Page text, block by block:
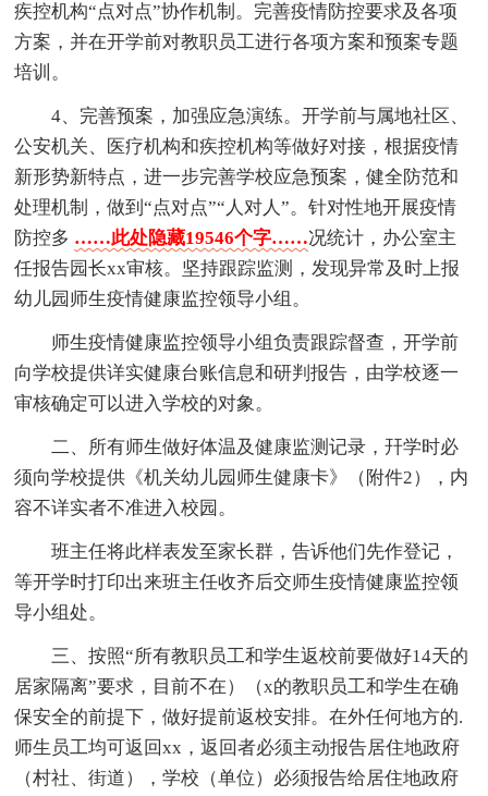
疾控机构“点对点”协作机制。完善疫情防控要求及各项
方案，并在开学前对教职员工进行各项方案和预案专题
培训。
4、完善预案，加强应急演练。开学前与属地社区、
公安机关、医疗机构和疾控机构等做好对接，根据疫情
新形势新特点，进一步完善学校应急预案，健全防范和
处理机制，做到“点对点”“人对人”。针对性地开展疫情
防控多 ……此处隐藏19546个字……况统计，办公室主
任报告园长xx审核。坚持跟踪监测，发现异常及时上报
幼儿园师生疫情健康监控领导小组。
师生疫情健康监控领导小组负责跟踪督查，开学前
向学校提供详实健康台账信息和研判报告，由学校逐一
审核确定可以进入学校的对象。
二、所有师生做好体温及健康监测记录，幵学时必
须向学校提供《机关幼儿园师生健康卡》（附件2），内
容不详实者不准进入校园。
班主任将此样表发至家长群，告诉他们先作登记，
等开学时打印出来班主任收齐后交师生疫情健康监控领
导小组处。
三、按照“所有教职员工和学生返校前要做好14天的
居家隔离”要求，目前不在）（x的教职员工和学生在确
保安全的前提下，做好提前返校安排。在外任何地方的.
师生员工均可返回xx，返回者必须主动报告居住地政府
（村社、街道），学校（单位）必须报告给居住地政府